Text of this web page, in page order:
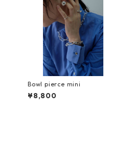
Bowl pierce mini
¥8,800